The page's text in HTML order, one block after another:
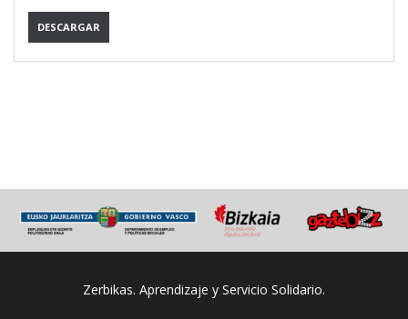
DESCARGAR
Zerbikas. Aprendizaje y Servicio Solidario.